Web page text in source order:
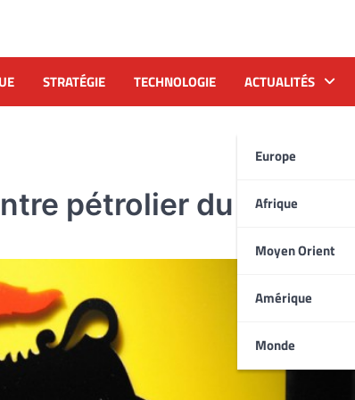
STRATÉGIE TECHNOLOGIE ACTUALITÉS
Europe
Afrique
Moyen Orient
Amérique
Monde
pétrolier du Val d’Agri